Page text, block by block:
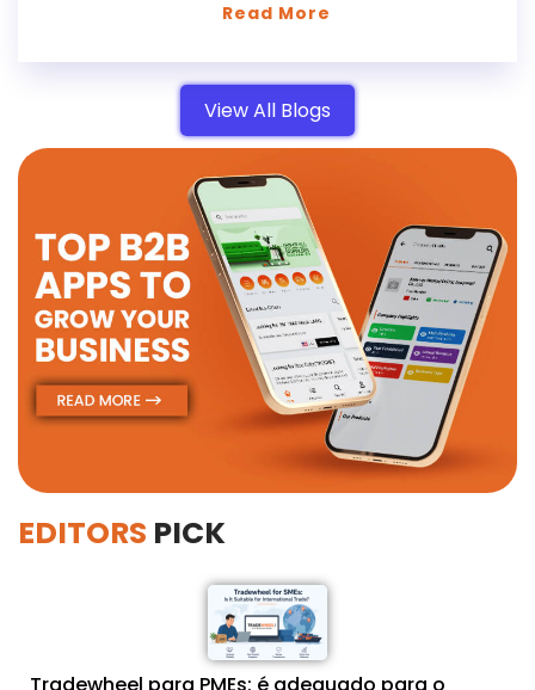
Read More
View All Blogs
EDITORS PICK
Tradewheel para PMEs: é adequado para o